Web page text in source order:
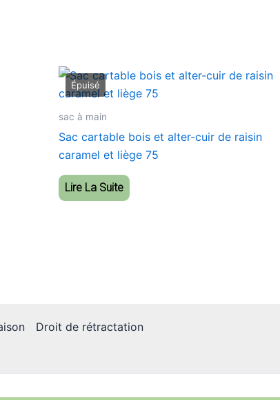
sac à main
Sac cartable bois et alter-cuir de raisin
caramel et liège 75
Lire La Suite
Droit de rétractation